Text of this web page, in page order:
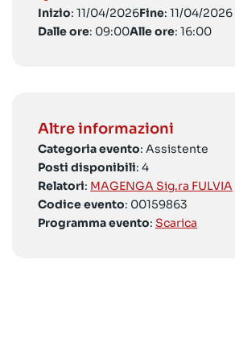
Inizio: 11/04/2026Fine: 11/04/2026
Dalle ore: 09:00Alle ore: 16:00
Altre informazioni
Categoria evento: Assistente
Posti disponibili: 4
Relatori: MAGENGA Sig.ra FULVIA
Codice evento: 00159863
Programma evento: Scarica